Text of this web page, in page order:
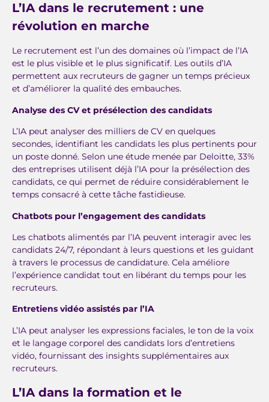
L’IA dans le recrutement : une
révolution en marche
Le recrutement est l’un des domaines où l’impact de l’IA
est le plus visible et le plus significatif. Les outils d’IA
permettent aux recruteurs de gagner un temps précieux
et d’améliorer la qualité des embauches.
Analyse des CV et présélection des candidats
L’IA peut analyser des milliers de CV en quelques
secondes, identifiant les candidats les plus pertinents pour
un poste donné. Selon une étude menée par Deloitte, 33%
des entreprises utilisent déjà l’IA pour la présélection des
candidats, ce qui permet de réduire considérablement le
temps consacré à cette tâche fastidieuse.
Chatbots pour l’engagement des candidats
Les chatbots alimentés par l’IA peuvent interagir avec les
candidats 24/7, répondant à leurs questions et les guidant
à travers le processus de candidature. Cela améliore
l’expérience candidat tout en libérant du temps pour les
recruteurs.
Entretiens vidéo assistés par l’IA
L’IA peut analyser les expressions faciales, le ton de la voix
et le langage corporel des candidats lors d’entretiens
vidéo, fournissant des insights supplémentaires aux
recruteurs.
L’IA dans la formation et le